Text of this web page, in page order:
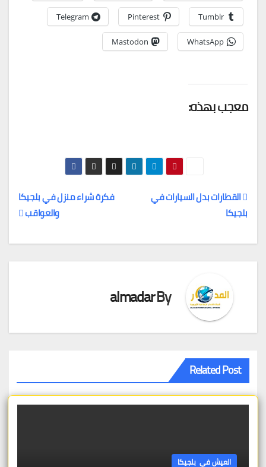
Tumblr
Pinterest
Telegram
WhatsApp
Mastodon
معجب بهذه:
تصفّح
المقالات
فكرة شراء منزل في بلجيكا
والعواقب
القطارات بدل السيارات في
بلجيكا
By
almadar
Related Post
العيش في بلجيكا